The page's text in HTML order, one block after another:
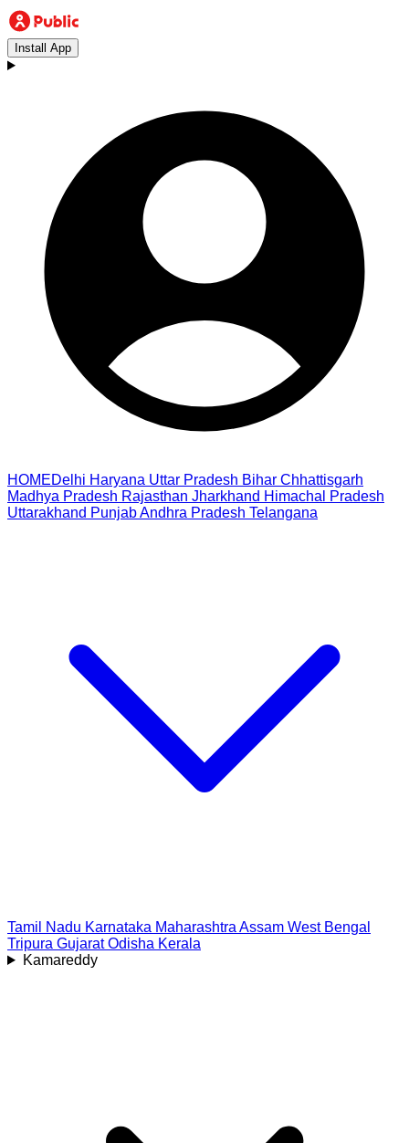
Install App
HOMEDelhi Haryana Uttar Pradesh Bihar Chhattisgarh
Madhya Pradesh Rajasthan Jharkhand Himachal Pradesh
Uttarakhand PunjabAndhra Pradesh Telangana
Tamil Nadu Karnataka Maharashtra Assam West Bengal
Tripura Gujarat Odisha Kerala
Kamareddy